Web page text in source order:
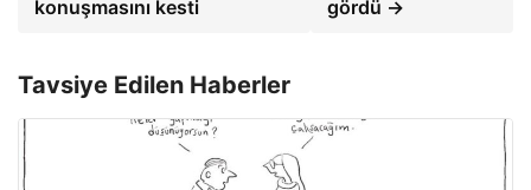
konuşmasını kesti
gördü →
Tavsiye Edilen Haberler